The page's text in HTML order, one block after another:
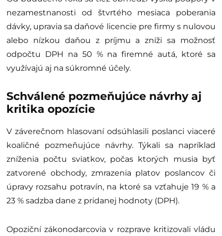
nezamestnanosti od štvrtého mesiaca poberania
dávky, upravia sa daňové licencie pre firmy s nulovou
alebo nízkou daňou z príjmu a zníži sa možnosť
odpočtu DPH na 50 % na firemné autá, ktoré sa
využívajú aj na súkromné účely.
Schválené pozmeňujúce návrhy aj
kritika opozície
V záverečnom hlasovaní odsúhlasili poslanci viaceré
koaličné pozmeňujúce návrhy. Týkali sa napríklad
zníženia počtu sviatkov, počas ktorých musia byť
zatvorené obchody, zmrazenia platov poslancov či
úpravy rozsahu potravín, na ktoré sa vzťahuje 19 % a
23 % sadzba dane z pridanej hodnoty (DPH).
Opoziční zákonodarcovia v rozprave kritizovali vládu